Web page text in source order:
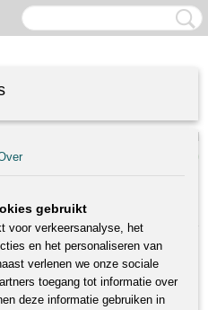
(0)
zoete aardbei
gebruikt
voor verkeersanalyse, het
en het personaliseren van
verlenen we onze sociale
toegang tot informatie over
deze informatie gebruiken in